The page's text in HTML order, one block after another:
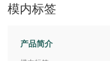
模内标签
产品简介